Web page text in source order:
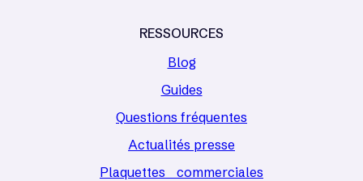
RESSOURCES
Blog
Guides
Questions fréquentes
Actualités presse
Plaquettes commerciales